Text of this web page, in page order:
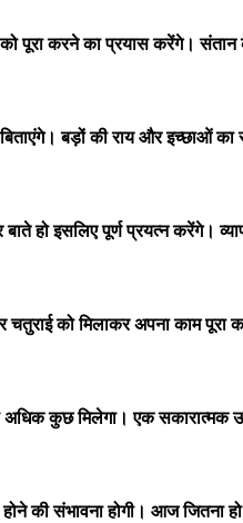
करने का प्रयास करेंगे। संतान
बड़ों की राय और इच्छाओं का
हो इसलिए पूर्ण प्रयत्न करेंगे।
को मिलाकर अपना काम पूरा
कुछ मिलेगा। एक सकारात्मक
संभावना होगी। आज जितना हो